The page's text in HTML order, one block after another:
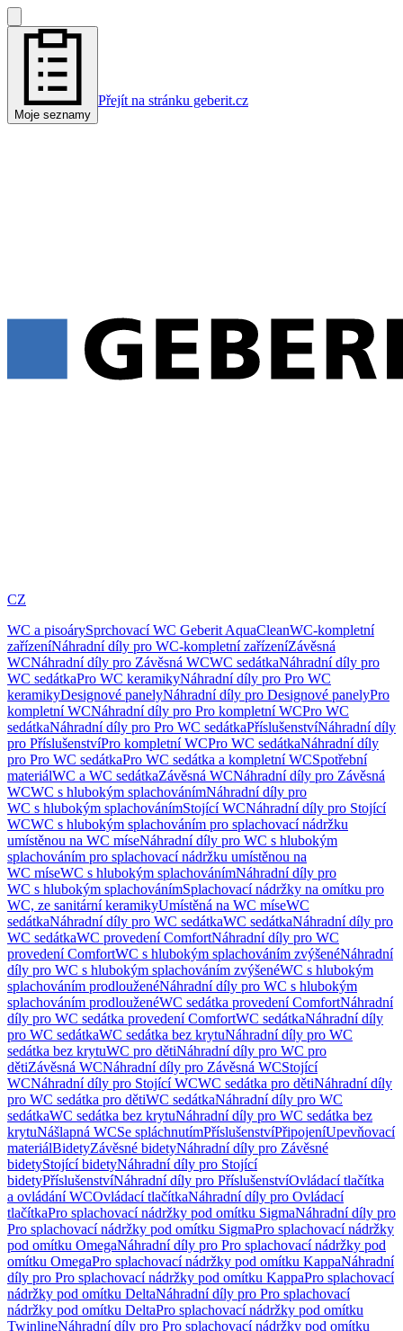
Moje seznamy
Přejít na stránku geberit.cz
CZ
WC a pisoárySprchovací WC Geberit AquaCleanWC-kompletní
zařízeníNáhradní díly pro WC-kompletní zařízeníZávěsná
WCNáhradní díly pro Závěsná WCWC sedátkaNáhradní díly pro
WC sedátkaPro WC keramikyNáhradní díly pro Pro WC
keramikyDesignové panelyNáhradní díly pro Designové panelyPro
kompletní WCNáhradní díly pro Pro kompletní WCPro WC
sedátkaNáhradní díly pro Pro WC sedátkaPříslušenstvíNáhradní díly
pro PříslušenstvíPro kompletní WCPro WC sedátkaNáhradní díly
pro Pro WC sedátkaPro WC sedátka a kompletní WCSpotřební
materiálWC a WC sedátkaZávěsná WCNáhradní díly pro Závěsná
WCWC s hlubokým splachovánímNáhradní díly pro
WC s hlubokým splachovánímStojící WCNáhradní díly pro Stojící
WCWC s hlubokým splachováním pro splachovací nádržku
umístěnou na WC míseNáhradní díly pro WC s hlubokým
splachováním pro splachovací nádržku umístěnou na
WC míseWC s hlubokým splachovánímNáhradní díly pro
WC s hlubokým splachovánímSplachovací nádržky na omítku pro
WC, ze sanitární keramikyUmístěná na WC míseWC
sedátkaNáhradní díly pro WC sedátkaWC sedátkaNáhradní díly pro
WC sedátkaWC provedení ComfortNáhradní díly pro WC
provedení ComfortWC s hlubokým splachováním zvýšenéNáhradní
díly pro WC s hlubokým splachováním zvýšenéWC s hlubokým
splachováním prodlouženéNáhradní díly pro WC s hlubokým
splachováním prodlouženéWC sedátka provedení ComfortNáhradní
díly pro WC sedátka provedení ComfortWC sedátkaNáhradní díly
pro WC sedátkaWC sedátka bez krytuNáhradní díly pro WC
sedátka bez krytuWC pro dětiNáhradní díly pro WC pro
dětiZávěsná WCNáhradní díly pro Závěsná WCStojící
WCNáhradní díly pro Stojící WCWC sedátka pro dětiNáhradní díly
pro WC sedátka pro dětiWC sedátkaNáhradní díly pro WC
sedátkaWC sedátka bez krytuNáhradní díly pro WC sedátka bez
krytuNášlapná WCSe spláchnutímPříslušenstvíPřipojeníUpevňovací
materiálBidetyZávěsné bidetyNáhradní díly pro Závěsné
bidetyStojící bidetyNáhradní díly pro Stojící
bidetyPříslušenstvíNáhradní díly pro PříslušenstvíOvládací tlačítka
a ovládání WCOvládací tlačítkaNáhradní díly pro Ovládací
tlačítkaPro splachovací nádržky pod omítku SigmaNáhradní díly pro
Pro splachovací nádržky pod omítku SigmaPro splachovací nádržky
pod omítku OmegaNáhradní díly pro Pro splachovací nádržky pod
omítku OmegaPro splachovací nádržky pod omítku KappaNáhradní
díly pro Pro splachovací nádržky pod omítku KappaPro splachovací
nádržky pod omítku DeltaNáhradní díly pro Pro splachovací
nádržky pod omítku DeltaPro splachovací nádržky pod omítku
TwinlineNáhradní díly pro Pro splachovací nádržky pod omítku